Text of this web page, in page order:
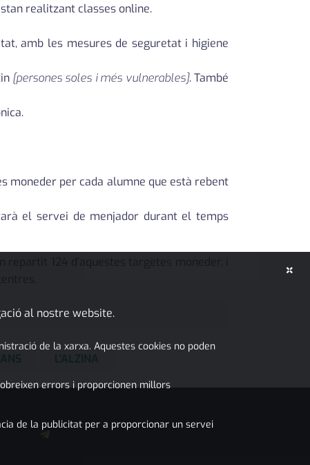
realitzant classes online.
amb les mesures de seguretat i higiene
[persones soles i més vulnerables]. També
moneder per cada alumne que està rebent
el servei de menjador durant el temps
L'ALZINA
×
al nostre website.
de la xarxa. Aquestes cookies no poden
errors i proporcionen millors
de la publicitat per a proporcionar un servei